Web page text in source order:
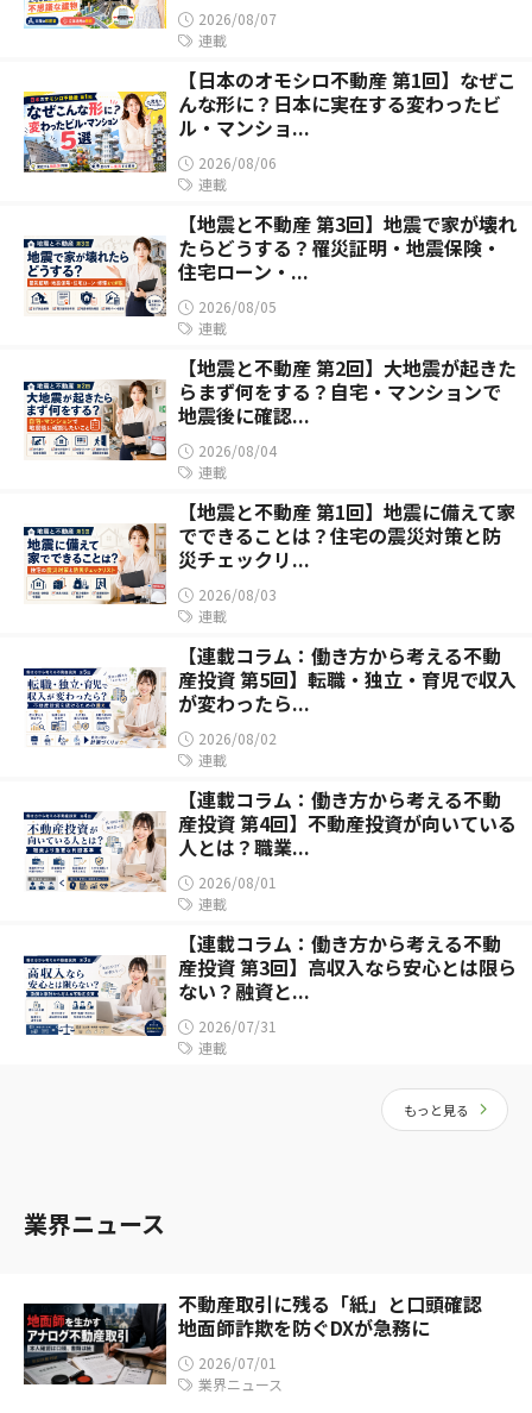
2026/08/07
連載
【日本のオモシロ不動産 第1回】なぜこ
んな形に？日本に実在する変わったビ
ル・マンショ...
2026/08/06
連載
【地震と不動産 第3回】地震で家が壊れ
たらどうする？罹災証明・地震保険・
住宅ローン・...
2026/08/05
連載
【地震と不動産 第2回】大地震が起きた
らまず何をする？自宅・マンションで
地震後に確認...
2026/08/04
連載
【地震と不動産 第1回】地震に備えて家
でできることは？住宅の震災対策と防
災チェックリ...
2026/08/03
連載
【連載コラム：働き方から考える不動
産投資 第5回】転職・独立・育児で収入
が変わったら...
2026/08/02
連載
【連載コラム：働き方から考える不動
産投資 第4回】不動産投資が向いている
人とは？職業...
2026/08/01
連載
【連載コラム：働き方から考える不動
産投資 第3回】高収入なら安心とは限ら
ない？融資と...
2026/07/31
連載
もっと見る
業界ニュース
不動産取引に残る「紙」と口頭確認
地面師詐欺を防ぐDXが急務に
2026/07/01
業界ニュース